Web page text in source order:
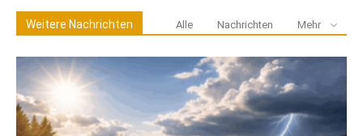
Weitere Nachrichten Alle Nachrichten Mehr